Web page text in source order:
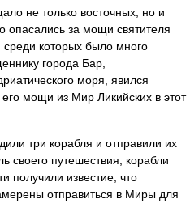
не только восточных, но и
опасались за мощи святителя
которых было много
города Бар,
моря, явился
мощи из Мир Ликийских в этот
три корабля и отправили их
своего путешествия, корабли
получили известие, что
отправиться в Миры для